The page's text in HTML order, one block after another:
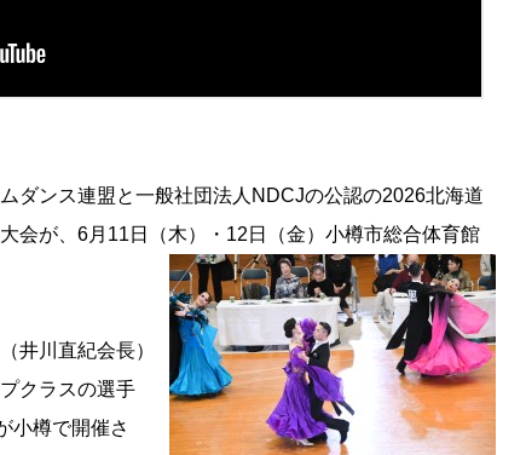
ンス連盟と一般社団法人NDCJの公認の2026北海道
会が、6月11日（木）・12日（金）小樽市総合体育館
井川直紀会長）
クラスの選手
小樽で開催さ